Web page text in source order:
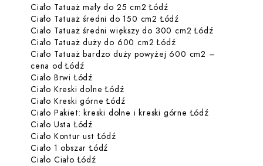
Ciało Tatuaż mały do 25 cm2 ŁódźDowiedz się więcej o
Ciało Tatuaż średni do 150 cm2 Łódź
Ciało Tatuaż średni większy do 300 cm2 ŁódźDowiedz
Ciało Tatuaż duży do 600 cm2 ŁódźDowiedz się więcej o
Ciało Tatuaż bardzo duży powyżej 600 cm2 –
cena od ŁódźDowiedz się więcej o Ciało Tatuaż bardzo
Ciało Brwi Łódź
Ciało Kreski dolne ŁódźDowiedz się więcej o Ciało Kreski
Ciało Kreski górne ŁódźDowiedz się więcej o Ciało
Ciało Pakiet: kreski dolne i kreski górne ŁódźDowiedz się
Ciało Usta Łódź
Ciało Kontur ust ŁódźDowiedz się więcej o Ciało Kontur
Ciało 1 obszar Łódź
Ciało Ciało ŁódźDowiedz się więcej o Ciało Ciało Łódź